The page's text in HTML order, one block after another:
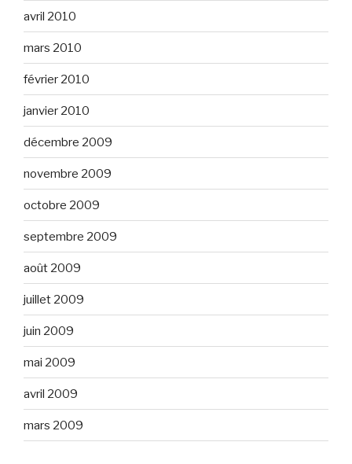
avril 2010
mars 2010
février 2010
janvier 2010
décembre 2009
novembre 2009
octobre 2009
septembre 2009
août 2009
juillet 2009
juin 2009
mai 2009
avril 2009
mars 2009